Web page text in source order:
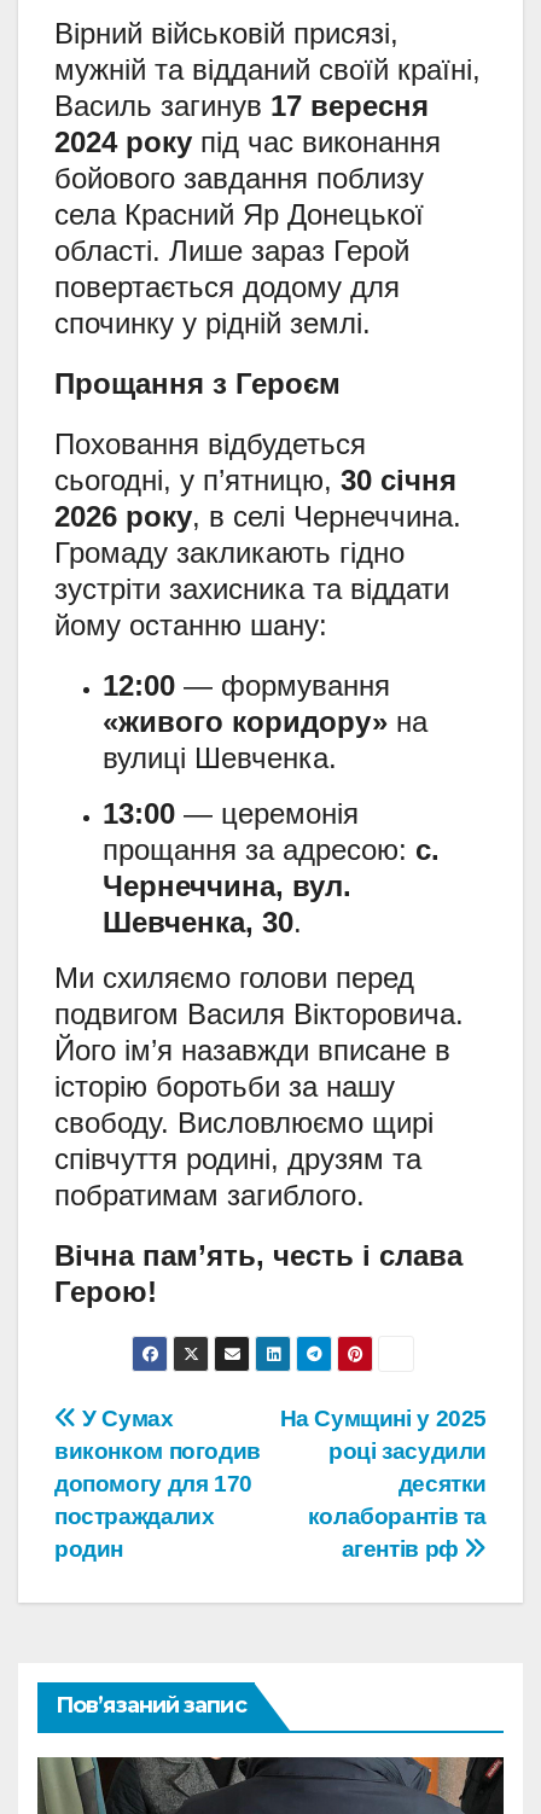
Вірний військовій присязі,
мужній та відданий своїй країні,
Василь загинув 17 вересня
2024 року під час виконання
бойового завдання поблизу
села Красний Яр Донецької
області. Лише зараз Герой
повертається додому для
спочинку у рідній землі.
Прощання з Героєм
Поховання відбудеться
сьогодні, у п’ятницю, 30 січня
2026 року, в селі Чернеччина.
Громаду закликають гідно
зустріти захисника та віддати
йому останню шану:
12:00 — формування
«живого коридору» на
вулиці Шевченка.
13:00 — церемонія
прощання за адресою: с.
Чернеччина, вул.
Шевченка, 30.
Ми схиляємо голови перед
подвигом Василя Вікторовича.
Його ім’я назавжди вписане в
історію боротьби за нашу
свободу. Висловлюємо щирі
співчуття родині, друзям та
побратимам загиблого.
Вічна пам’ять, честь і слава
Герою!
Навігація
записів
На Сумщині у 2025
році засудили
десятки
колаборантів та
агентів рф
У Сумах
виконком погодив
допомогу для 170
постраждалих
родин
Пов’язаний запис